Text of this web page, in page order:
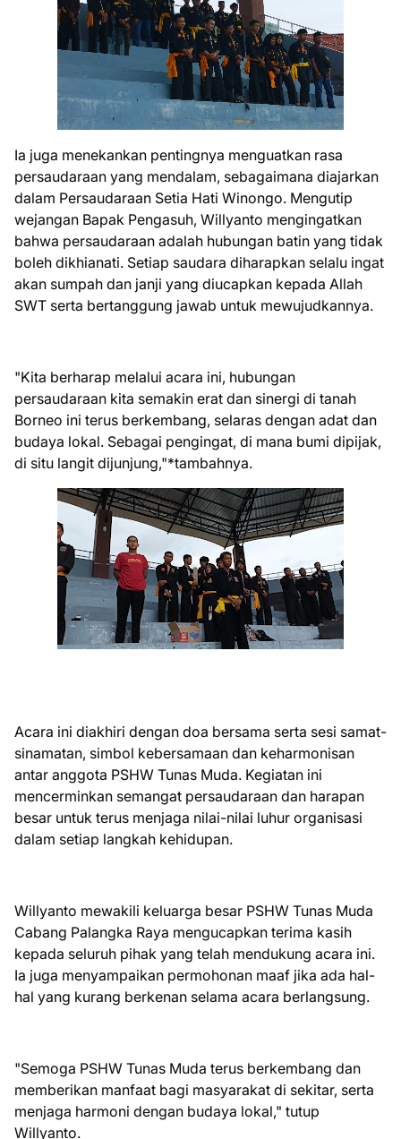
Ia juga menekankan pentingnya menguatkan rasa
persaudaraan yang mendalam, sebagaimana diajarkan
dalam Persaudaraan Setia Hati Winongo. Mengutip
wejangan Bapak Pengasuh, Willyanto mengingatkan
bahwa persaudaraan adalah hubungan batin yang tidak
boleh dikhianati. Setiap saudara diharapkan selalu ingat
akan sumpah dan janji yang diucapkan kepada Allah
SWT serta bertanggung jawab untuk mewujudkannya.
"Kita berharap melalui acara ini, hubungan
persaudaraan kita semakin erat dan sinergi di tanah
Borneo ini terus berkembang, selaras dengan adat dan
budaya lokal. Sebagai pengingat, di mana bumi dipijak,
di situ langit dijunjung,"*tambahnya.
Acara ini diakhiri dengan doa bersama serta sesi samat-
sinamatan, simbol kebersamaan dan keharmonisan
antar anggota PSHW Tunas Muda. Kegiatan ini
mencerminkan semangat persaudaraan dan harapan
besar untuk terus menjaga nilai-nilai luhur organisasi
dalam setiap langkah kehidupan.
Willyanto mewakili keluarga besar PSHW Tunas Muda
Cabang Palangka Raya mengucapkan terima kasih
kepada seluruh pihak yang telah mendukung acara ini.
Ia juga menyampaikan permohonan maaf jika ada hal-
hal yang kurang berkenan selama acara berlangsung.
"Semoga PSHW Tunas Muda terus berkembang dan
memberikan manfaat bagi masyarakat di sekitar, serta
menjaga harmoni dengan budaya lokal," tutup
Willyanto.